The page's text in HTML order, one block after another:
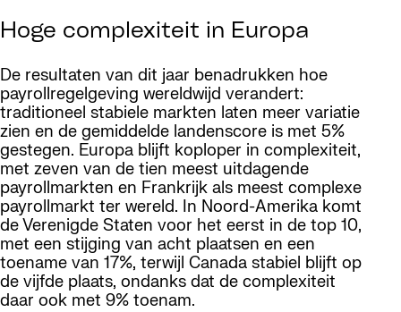
Hoge complexiteit in Europa
De resultaten van dit jaar benadrukken hoe
payrollregelgeving wereldwijd verandert:
traditioneel stabiele markten laten meer variatie
zien en de gemiddelde landenscore is met 5%
gestegen. Europa blijft koploper in complexiteit,
met zeven van de tien meest uitdagende
payrollmarkten en Frankrijk als meest complexe
payrollmarkt ter wereld. In Noord-Amerika komt
de Verenigde Staten voor het eerst in de top 10,
met een stijging van acht plaatsen en een
toename van 17%, terwijl Canada stabiel blijft op
de vijfde plaats, ondanks dat de complexiteit
daar ook met 9% toenam.